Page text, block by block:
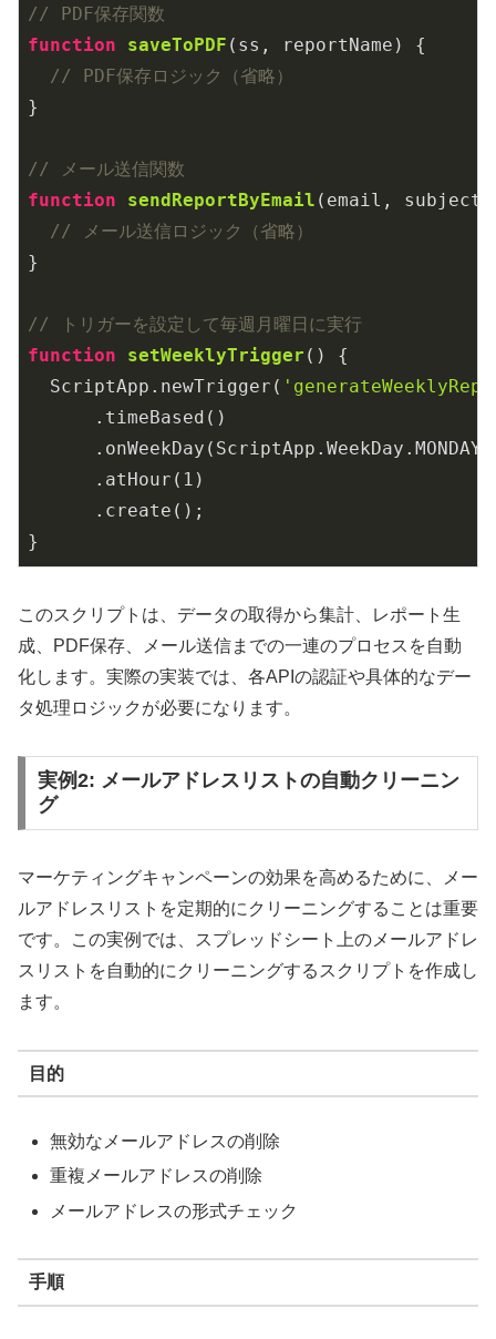
// PDF保存関数
function
saveToPDF ( ss, reportName ) {
// PDF保存ロジック（省略）
}
// メール送信関数
function
sendReportByEmail ( email, subject
// メール送信ロジック（省略）
}
// トリガーを設定して毎週月曜日に実行
function
setWeeklyTrigger ( ) {
  ScriptApp.newTrigger(
      .timeBased()
      .onWeekDay(ScriptApp.WeekDay.MONDAY)
      .atHour(
1 )
      .create();
}
このスクリプトは、データの取得から集計、レポート生
成、PDF保存、メール送信までの一連のプロセスを自動
化します。実際の実装では、各APIの認証や具体的なデー
タ処理ロジックが必要になります。
実例2: メールアドレスリストの自動クリーニン
グ
マーケティングキャンペーンの効果を高めるために、メー
ルアドレスリストを定期的にクリーニングすることは重要
です。この実例では、スプレッドシート上のメールアドレ
スリストを自動的にクリーニングするスクリプトを作成し
ます。
目的
無効なメールアドレスの削除
重複メールアドレスの削除
メールアドレスの形式チェック
手順